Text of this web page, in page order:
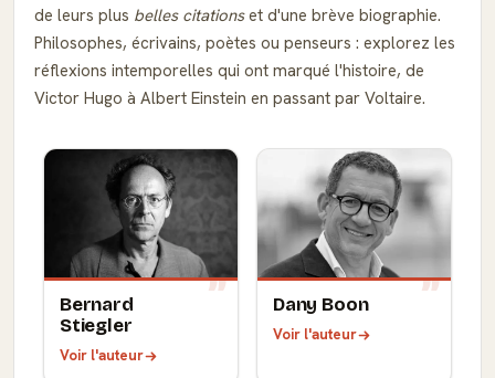
de leurs plus belles citationset d'une brève biographie.
Philosophes, écrivains, poètes ou penseurs : explorez les
réflexions intemporelles qui ont marqué l'histoire, de
Victor Hugo à Albert Einstein en passant par Voltaire.
Bernard
Stiegler
Voir l'auteur
Dany Boon
Voir l'auteur